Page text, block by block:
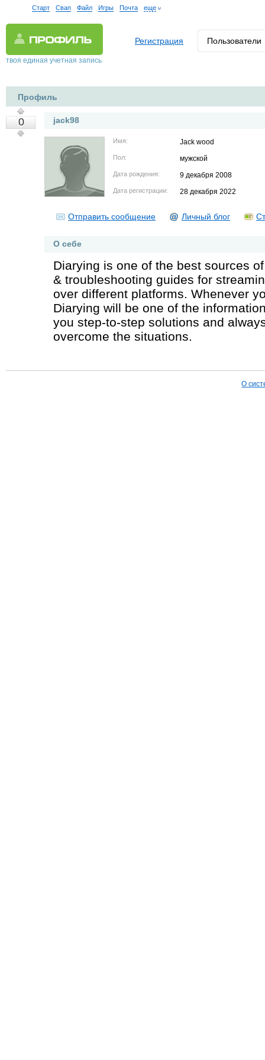
Старт Свап Файл Игры Почта еще
твоя единая учетная запись
Регистрация Пользователи
Профиль
0 jack98
Имя: Jack wood
Пол: мужской
Дата рождения: 9 декабря 2008
Дата регистрации: 28 декабря 2022
Отправить сообщение Личный блог
О себе
Diarying is one of the best sources
& troubleshooting guides for
over different platforms. Whenever
Diarying will be one of the
you step-to-step solutions and
overcome the situations.
О